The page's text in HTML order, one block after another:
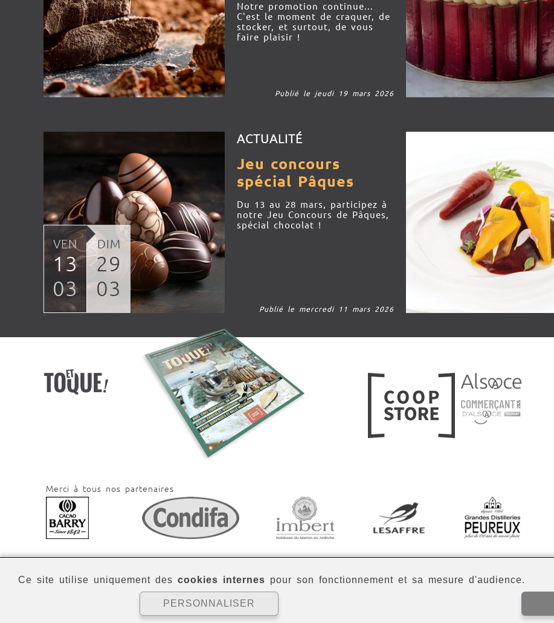
Notre promotion continue...
C'est le moment de craquer, de
stocker, et surtout, de vous
faire plaisir !
Publié le jeudi 19 mars 2026
VEN
13
03
DIM
29
03
ACTUALITÉ
Jeu concours
spécial Pâques
Du 13 au 28 mars, participez à
notre Jeu Concours de Pâques,
spécial chocolat !
Publié le mercredi 11 mars 2026
Merci à tous nos partenaires
Ce site utilise uniquement des cookies internes pour son fonctionnement et sa mesure d'audience.
PERSONNALISER